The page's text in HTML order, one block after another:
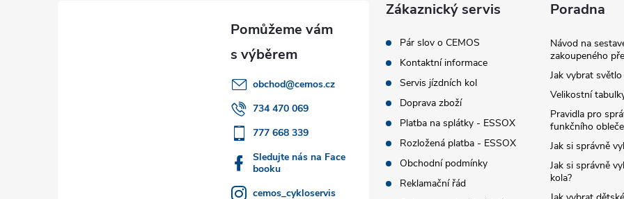
obchod@cemos.cz
734 470 069
777 668 339
Sledujte nás na Face
booku
cemos_cykloservis
Zákaznický servis
Pár slov o CEMOS
Kontaktní informace
Servis jízdních kol
Doprava zboží
Platba na splátky - ESSOX
Rozložená platba - ESSOX
Obchodní podmínky
Reklamační řád
Poradna
Návod na
zakoupeného
Jak vybrat
Velikostní
Pravidla pro
funkčního
Jak si správně
Jak si správně
kola?